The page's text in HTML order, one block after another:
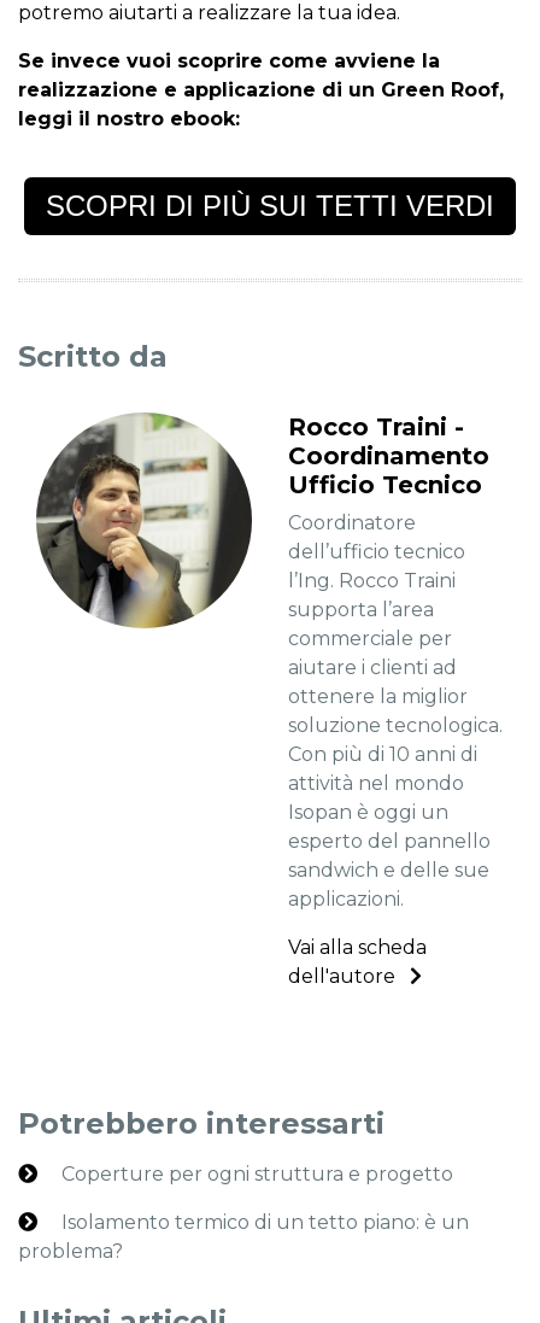
potremo aiutarti a realizzare la tua idea.
Se invece vuoi scoprire come avviene la
realizzazione e applicazione di un Green Roof,
leggi il nostro ebook:
SCOPRI DI PIÙ SUI TETTI VERDI
Scritto da
Rocco Traini -
Coordinamento
Ufficio Tecnico
Coordinatore
dell’ufficio tecnico
l’Ing. Rocco Traini
supporta l’area
commerciale per
aiutare i clienti ad
ottenere la miglior
soluzione tecnologica.
Con più di 10 anni di
attività nel mondo
Isopan è oggi un
esperto del pannello
sandwich e delle sue
applicazioni.
Vai alla scheda
dell'autore
Potrebbero interessarti
Coperture per ogni struttura e progetto
Isolamento termico di un tetto piano: è un
problema?